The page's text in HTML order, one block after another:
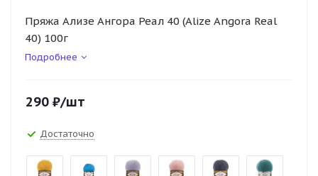
Пряжа Ализе Ангора Реал 40 (Alize Angora Real
40) 100г
Подробнее
290 ₽/шт
Достаточно